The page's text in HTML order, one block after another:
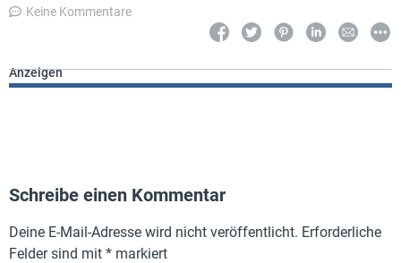
Keine Kommentare
Anzeigen
Schreibe einen Kommentar
Deine E-Mail-Adresse wird nicht veröffentlicht. Erforderliche
Felder sind mit * markiert